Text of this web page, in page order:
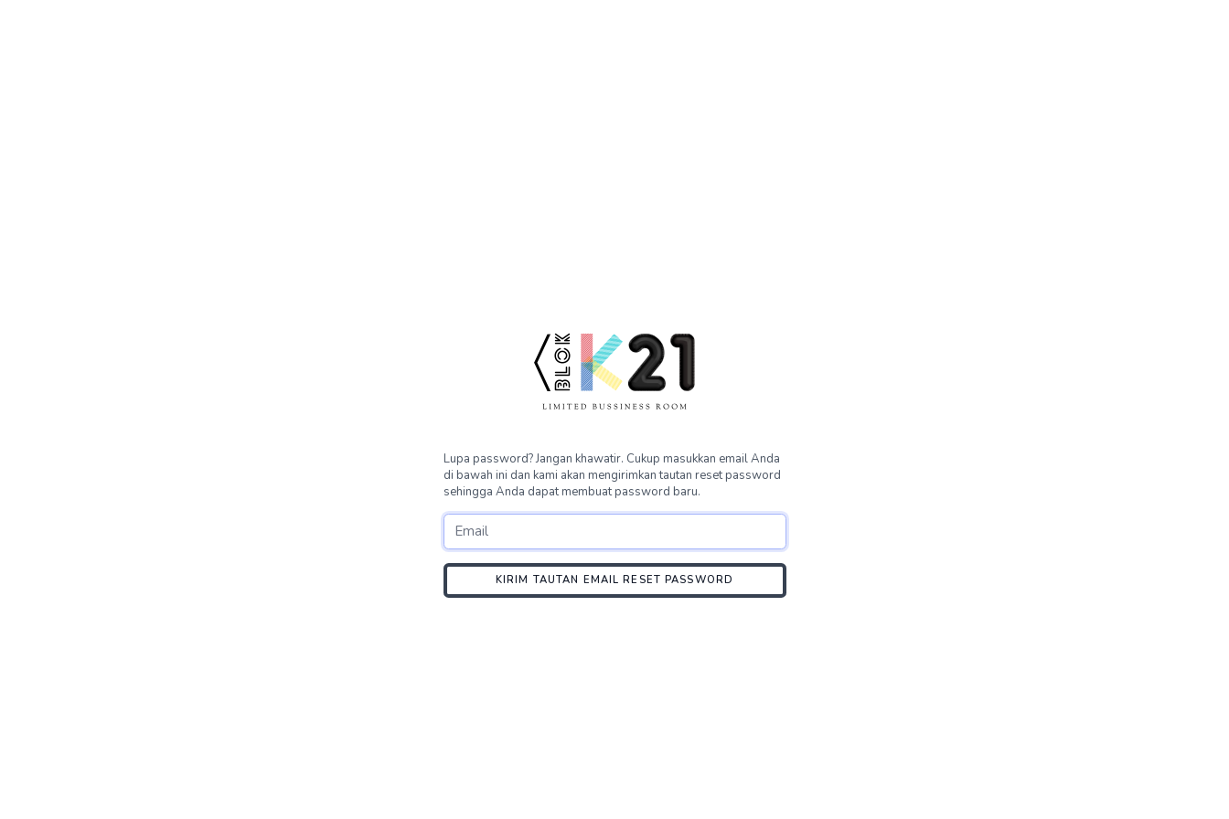
Lupa password? Jangan khawatir. Cukup masukkan email Anda
di bawah ini dan kami akan mengirimkan tautan reset password
sehingga Anda dapat membuat password baru.
KIRIM TAUTAN EMAIL RESET PASSWORD